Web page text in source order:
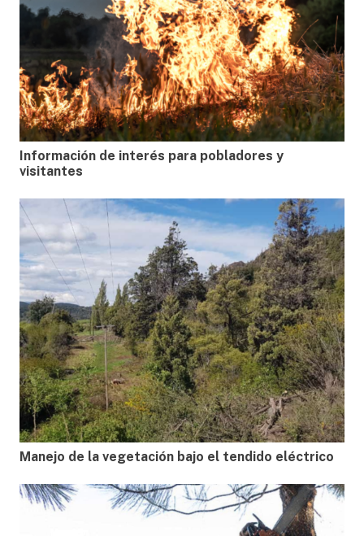
Información de interés para pobladores y
visitantes
Manejo de la vegetación bajo el tendido eléctrico